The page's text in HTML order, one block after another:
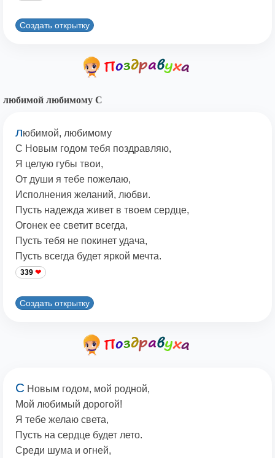
Создать открытку
любимой любимому С
любимой, любимому
С Новым годом тебя поздравляю,
Я целую губы твои,
От души я тебе пожелаю,
Исполнения желаний, любви.
Пусть надежда живет в твоем сердце,
Огонек ее светит всегда,
Пусть тебя не покинет удача,
Пусть всегда будет яркой мечта.
339
Создать открытку
С Новым годом, мой родной,
Мой любимый дорогой!
Я тебе желаю света,
Пусть на сердце будет лето.
Среди шума и огней,